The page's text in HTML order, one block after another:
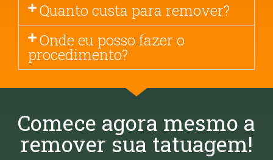
Quanto custa para remover?
Onde eu posso fazer o
procedimento?
Comece agora mesmo a
remover sua tatuagem!